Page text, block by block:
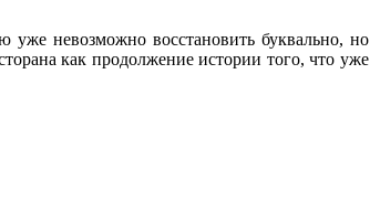
невозможно восстановить буквально, но
как продолжение истории того, что уже